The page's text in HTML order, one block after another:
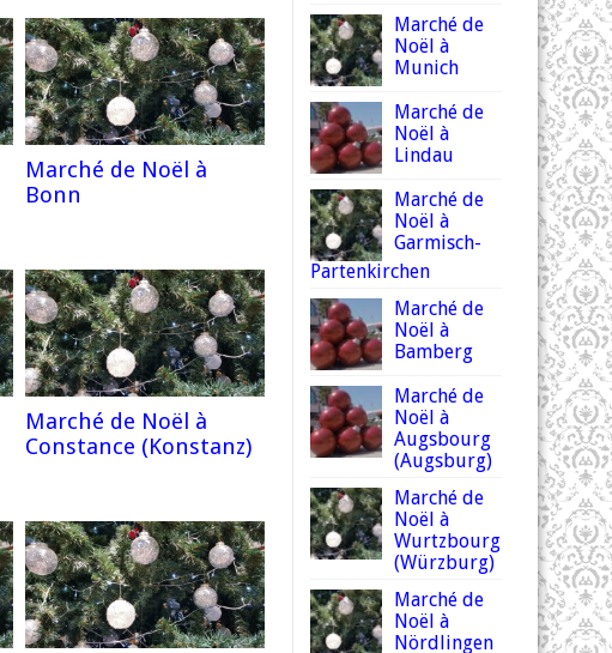
Marché de Noël à
Bonn
Marché de Noël à
Constance (Konstanz)
Marché de
Noël à
Munich
Marché de
Noël à
Lindau
Marché de
Noël à
Garmisch-
Partenkirchen
Marché de
Noël à
Bamberg
Marché de
Noël à
Augsbourg
(Augsburg)
Marché de
Noël à
Wurtzbourg
(Würzburg)
Marché de
Noël à
Nördlingen